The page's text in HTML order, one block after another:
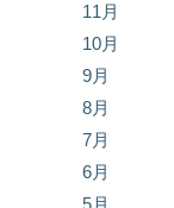
11月
10月
9月
8月
7月
6月